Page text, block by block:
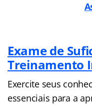
Exame de
Treinamento
Exercite seus
essenciais para a